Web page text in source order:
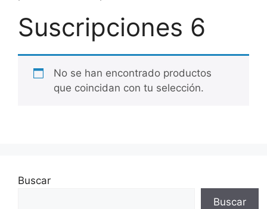
Suscripciones 6
No se han encontrado productos
que coincidan con tu selección.
Buscar
Buscar